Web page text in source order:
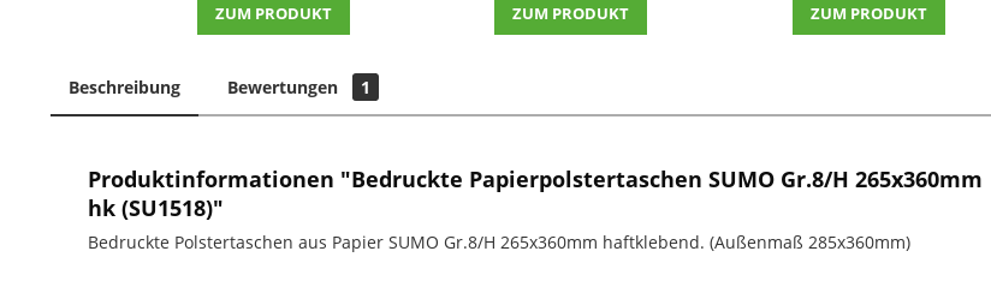
ZUM PRODUKT ZUM PRODUKT ZUM PRODUKT
Beschreibung Bewertungen 1
Produktinformationen "Bedruckte Papierpolstertaschen SUMO Gr.8/H 265x360mm
hk (SU1518)"
Bedruckte Polstertaschen aus Papier SUMO Gr.8/H 265x360mm haftklebend. (Außenmaß 285x360mm)